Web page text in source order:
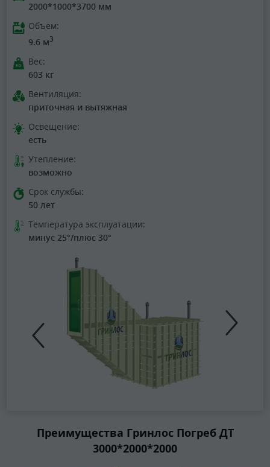
2000*1000*3700 мм
Объем:
9.6 м3
Вес:
603 кг
Вентиляция:
приточная и вытяжная
Освещение:
есть
Утепление:
возможно
Срок службы:
50 лет
Температура эксплуатации:
минус 25°/плюс 30°
Преимущества Гринлос Погреб ДТ
3000*2000*2000